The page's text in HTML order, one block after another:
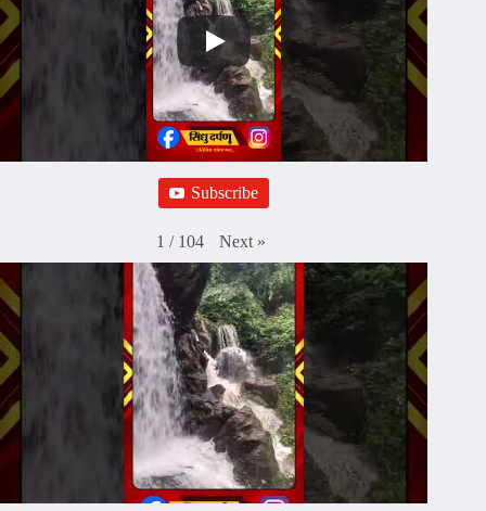
Subscribe
1 / 104 Next »